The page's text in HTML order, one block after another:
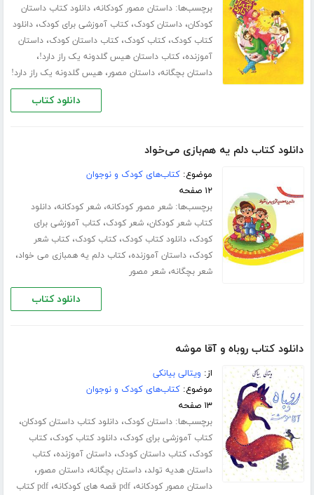
برچسب‌ها:داستان مصور کودکانه،دانلود کتاب داستان
کودکان،داستان کودک،کتاب آموزشی برای کودک،دانلود
کتاب کودک،کتاب کودک،کتاب داستان کودک،داستان
آموزنده،کتاب داستان هیس گلدونه یک راز دارد!،
داستان بچگانه،داستان مصور،هیس گلدونه یک راز دارد!
دانلود کتاب
دانلود کتاب دلم یه هم‌بازی می‌خواد
موضوع:کتاب‌های کودک و نوجوان
۱۲ صفحه
برچسب‌ها:شعر مصور کودکانه،شعر کودکانه،دانلود
کتاب شعر کودکان،شعر کودک،کتاب آموزشی برای
کودک،دانلود کتاب کودک،کتاب کودک،کتاب شعر
کودک،داستان آموزنده،کتاب دلم یه همبازی می خواد،
شعر بچگانه،شعر مصور
دانلود کتاب
دانلود کتاب روباه و آقا موشه
از: ویتالی بیانکی
موضوع:کتاب‌های کودک و نوجوان
۱۳ صفحه
برچسب‌ها:داستان کودک،دانلود کتاب داستان کودکان،
کتاب آموزشی برای کودک،دانلود کتاب کودک،کتاب
کودک،کتاب داستان کودک،داستان آموزنده،کتاب
داستان هدیه تولد،داستان بچگانه،داستان مصور،
داستان مصور کودکانه،pdf قصه های کودکانه ،
pdf کتاب